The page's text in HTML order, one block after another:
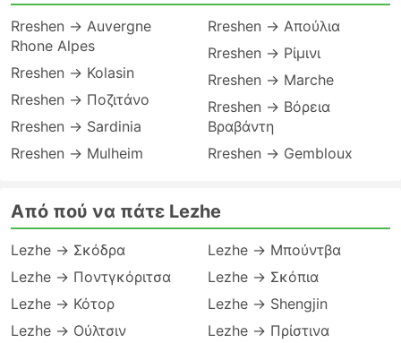
Rreshen → Auvergne
Rhone Alpes
Rreshen → Kolasin
Rreshen → Ποζιτάνο
Rreshen → Sardinia
Rreshen → Mulheim
Rreshen → Απούλια
Rreshen → Ρίμινι
Rreshen → Marche
Rreshen → Βόρεια
Βραβάντη
Rreshen → Gembloux
Από πού να πάτε Lezhe
Lezhe → Σκόδρα
Lezhe → Ποντγκόριτσα
Lezhe → Κότορ
Lezhe → Ούλτσιν
Lezhe → Μπούντβα
Lezhe → Σκόπια
Lezhe → Shengjin
Lezhe → Πρίστινα